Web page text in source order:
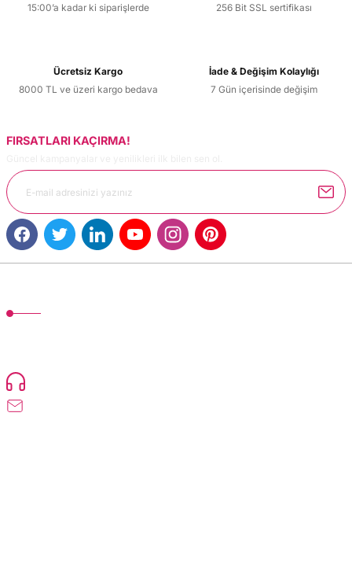
Ürün açıklamasında eksik bilgiler bulunuyor.
Bu ürüne benzer farklı alternatifler olmalı.
15:00’a kadar ki siparişlerde
256 Bit SSL sertifikası
Ücretsiz Kargo
8000 TL ve üzeri kargo bedava
İade & Değişim Kolaylığı
7 Gün içerisinde değişim
FIRSATLARI KAÇIRMA!